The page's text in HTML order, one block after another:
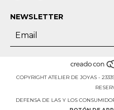
NEWSLETTER
COPYRIGHT ATELIER DE JOYAS -
DEFENSA DE LAS Y LOS